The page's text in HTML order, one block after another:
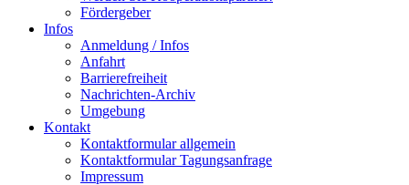
Fördergeber
Infos
Anmeldung / Infos
Anfahrt
Barrierefreiheit
Nachrichten-Archiv
Umgebung
Kontakt
Kontaktformular allgemein
Kontaktformular Tagungsanfrage
Impressum